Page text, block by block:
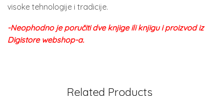
visoke tehnologije i tradicije.
-Neophodno je poručiti dve knjige ili knjigu i proizvod iz
Digistore webshop-a.
Related Products